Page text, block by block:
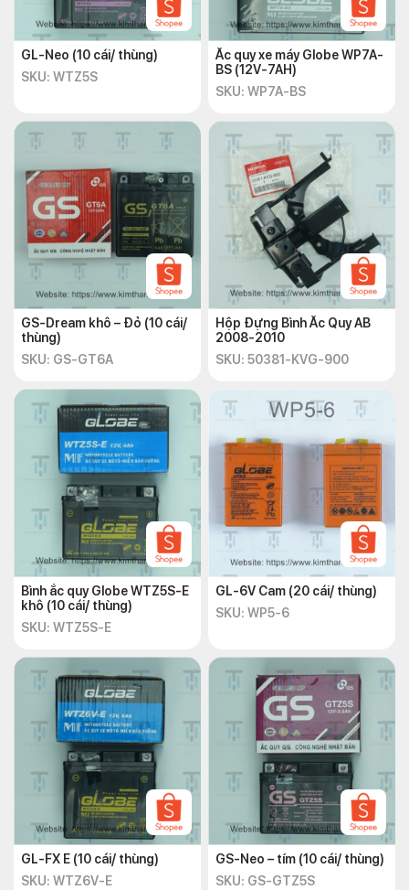
GL-Neo (10 cái/ thùng)
SKU: WTZ5S
Ắc quy xe máy Globe WP7A-
BS (12V-7AH)
SKU: WP7A-BS
GS-Dream khô – Đỏ (10 cái/
thùng)
SKU: GS-GT6A
Hộp Đựng Bình Ắc Quy AB
2008-2010
SKU: 50381-KVG-900
Bình ắc quy Globe WTZ5S-E
khô (10 cái/ thùng)
SKU: WTZ5S-E
GL-6V Cam (20 cái/ thùng)
SKU: WP5-6
GL-FX E (10 cái/ thùng)
SKU: WTZ6V-E
GS-Neo – tím (10 cái/ thùng)
SKU: GS-GTZ5S